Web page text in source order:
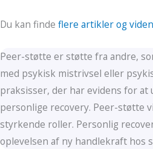
Du kan finde flere artikler og
Peer-støtte er støtte fra andre,
med psykisk mistrivsel eller
praksisser, der har evidens for
personlige recovery. Peer-støtte
styrkende roller. Personlig
oplevelsen af ny handlekraft hos